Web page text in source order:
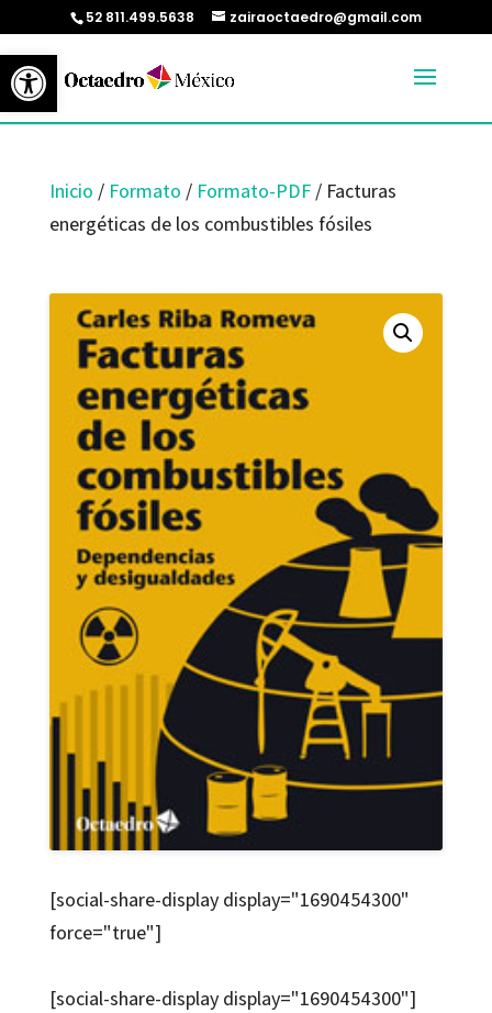
Abrir barra de herramientas
52 811.499.5638 zairaoctaedro@gmail.com
Inicio / Formato / Formato-PDF/ Facturas
energéticas de los combustibles fósiles
[social-share-display display="1690454300"
force="true"]
[social-share-display display="1690454300"]